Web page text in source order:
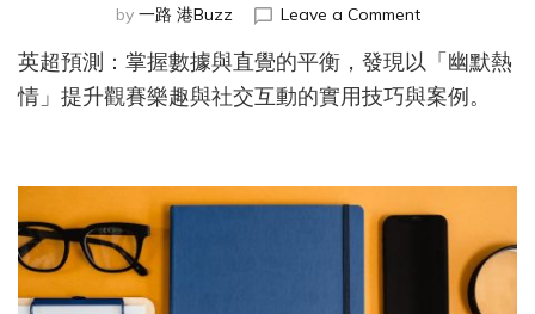
by 一路 港Buzz Leave a Commenton
超
預
測：
必
讀
英超預測：掌握數據與直覺的平衡，發現以「幽默熱
情」提升觀賽樂趣與社交互動的實用技巧與案例。